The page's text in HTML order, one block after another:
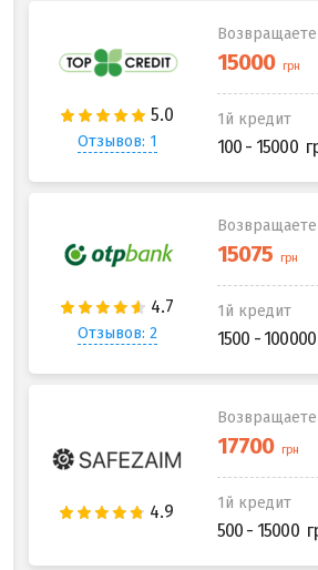
Отзывов: 1
Возвращаете
1й кредит
100 - 15000
Отзывов: 2
Возвращаете
1й кредит
1500 - 100000
Возвращаете
1й кредит
500 - 15000